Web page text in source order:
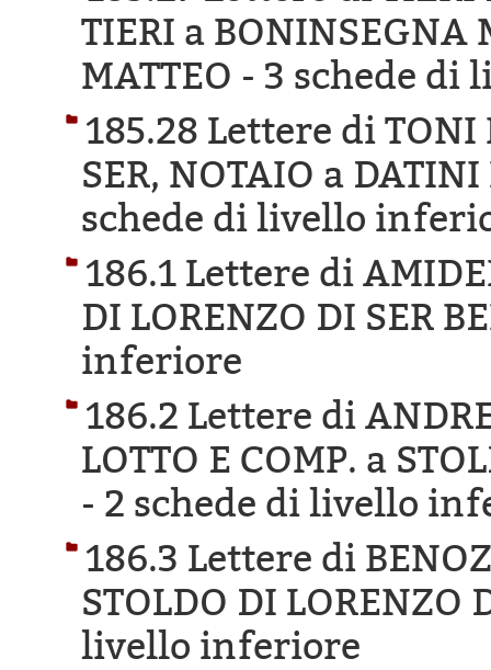
TIERI a BONINSEGNA
MATTEO - 3 schede di
185.28 Lettere di TONI
SER, NOTAIO a
schede di livello
186.1 Lettere di
DI LORENZO DI SER
inferiore
186.2 Lettere di
LOTTO E COMP. a
- 2 schede di livello
186.3 Lettere di
STOLDO DI LORENZO
livello inferiore